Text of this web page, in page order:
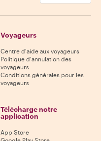
Voyageurs
Centre d'aide aux voyageurs
Politique d'annulation des
voyageurs
Conditions générales pour les
voyageurs
Télécharge notre
application
App Store